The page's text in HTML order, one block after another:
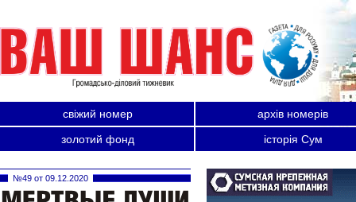
свіжий номер
архів номерів
золотий фонд
історія Сум
№49 от 09.12.2020